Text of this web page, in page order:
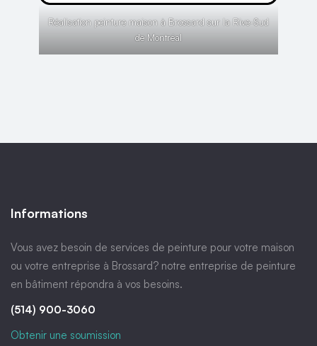
Réalisation peinture maison à Brossard sur la Rive-Sud
de Montréal
Informations
Vous avez besoin de services de peinture pour votre maison
ou votre entreprise à Brossard? notre entreprise de peinture
en bâtiment répondra à vos besoins.
(514) 900-3060
Obtenir une soumission